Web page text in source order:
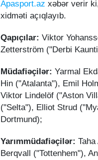
Apasport.az xəbər verir
xidməti açıqlayıb.
Qapıçılar: Viktor
Zetterström ("Derbi
Müdafiəçilər: Yarmal
Hin ("Atalanta"), Emil
Viktor Lindelöf ("Aston
("Selta"), Elliot Strud
Dortmund);
Yarımmüdafiəçilər:
Berqvall ("Tottenhem"),